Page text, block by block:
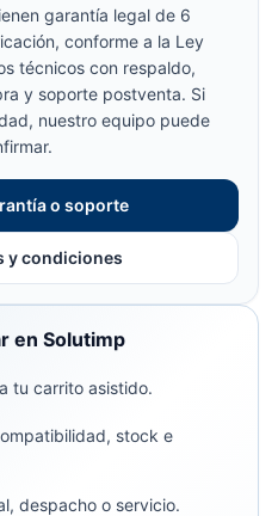
garantía legal de 6
conforme a la Ley
técnicos con respaldo,
y soporte postventa. Si
nuestro equipo puede
o soporte
y condiciones
en Solutimp
tu carrito asistido.
stock e
despacho o servicio.